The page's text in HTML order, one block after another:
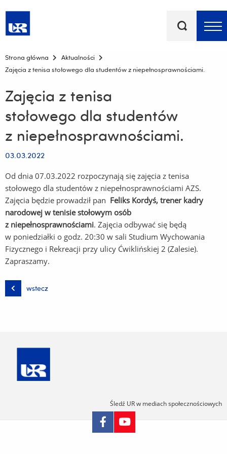
kluczowe
Menu - górna belka
Strona główna
Aktualności
Zajęcia z tenisa stołowego dla studentów z niepełnosprawnościami.
Zajęcia z tenisa
stołowego dla studentów
z niepełnosprawnościami.
03.03.2022
Od dnia 07.03.2022 rozpoczynają się zajęcia z tenisa
stołowego dla studentów z niepełnosprawnościami AZS.
Zajęcia będzie prowadził pan Feliks Kordyś, trener kadry
narodowej w tenisie stołowym osób
z niepełnosprawnościami. Zajęcia odbywać się będą
w poniedziałki o godz. 20:30 w sali Studium Wychowania
Fizycznego i Rekreacji przy ulicy Ćwiklińskiej 2 (Zalesie).
Zapraszamy.
wstecz
Śledź UR w mediach społecznościowych